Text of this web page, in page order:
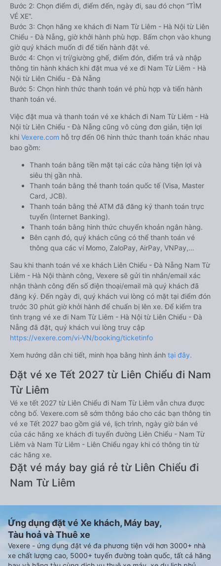
Bước 2: Chọn điểm đi, điểm đến, ngày đi, sau đó chọn “TÌM
VÉ XE”.
Bước 3: Chọn hãng xe khách đi Nam Từ Liêm - Hà Nội từ Liên
Chiểu - Đà Nẵng, giờ khởi hành phù hợp. Bấm chọn vào khung
giờ quý khách muốn đi để tiến hành đặt vé.
Bước 4: Chọn vị trí/giường ghế, điểm đón, điểm trả và nhập
thông tin hành khách khi đặt mua vé xe đi Nam Từ Liêm - Hà
Nội từ Liên Chiểu - Đà Nẵng
Bước 5: Chọn hình thức thanh toán vé phù hợp và tiến hành
thanh toán vé.
Việc đặt mua và thanh toán vé xe khách đi Nam Từ Liêm - Hà
Nội từ Liên Chiểu - Đà Nẵng cũng vô cùng đơn giản, tiện lợi
khi Vexere.com hỗ trợ đến 06 hình thức thanh toán khác nhau
bao gồm:
Thanh toán bằng tiền mặt tại các cửa hàng tiện lợi và
siêu thị gần nhà.
Thanh toán bằng thẻ thanh toán quốc tế (Visa, Master
Card, JCB).
Thanh toán bằng thẻ ATM đã đăng ký thanh toán trực
tuyến (Internet Banking).
Thanh toán bằng hình thức chuyển khoản ngân hàng.
Bên cạnh đó, quý khách cũng có thể thanh toán vé
thông qua các ví Momo, ZaloPay, AirPay, VNPay,…
Sau khi thanh toán vé xe khách Liên Chiểu - Đà Nẵng Nam Từ
Liêm - Hà Nội thành công, Vexere sẽ gửi tin nhắn/email xác
nhận thành công đến số điện thoại/email mà quý khách đã
đăng ký. Đến ngày đi, quý khách vui lòng có mặt tại điểm đón
trước 30 phút giờ khởi hành để chuẩn bị lên xe. Để kiểm tra
tình trạng vé xe đi Nam Từ Liêm - Hà Nội từ Liên Chiểu - Đà
Nẵng đã đặt, quý khách vui lòng truy cập
https://vexere.com/vi-VN/booking/ticketinfo
Xem hướng dẫn chi tiết, minh họa bằng hình ảnh tại đây.
Đặt vé xe Tết 2027 từ Liên Chiểu đi Nam
Từ Liêm
Vé xe tết 2027 từ Liên Chiểu đi Nam Từ Liêm vẫn chưa được
công bố. Vexere.com sẽ sớm thông báo cho các bạn thông tin
vé xe Tết 2027 bao gồm giá vé, lịch trình, ngày giờ bán vé
của các hãng xe khách đi tuyến đường Liên Chiểu - Nam Từ
Liêm và Nam Từ Liêm - Liên Chiểu ngay khi có thông tin từ
các hãng xe.
Đặt vé máy bay giá rẻ từ Liên Chiểu đi
Nam Từ Liêm
Ứng dụng đặt vé Xe khách, Máy bay,
Tàu hoả và Thuê xe
Vexere - ứng dụng đặt vé đa phương tiện với hơn 3000+ nhà
xe chất lượng cao, 5000+ tuyến đường toàn quốc, tất cả hãng